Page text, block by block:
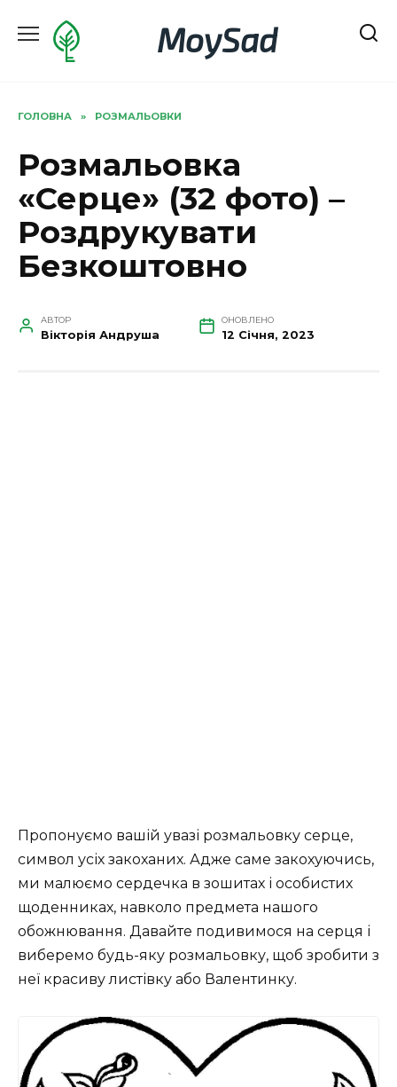
до
MoySad
ГОЛОВНА » РОЗМАЛЬОВКИ
Розмальовка
«Серце» (32 фото) –
Роздрукувати
Безкоштовно
АВТОР
Вікторія Андруша
ОНОВЛЕНО
12 Січня, 2023
Пропонуємо вашій увазі розмальовку серце,
символ усіх закоханих. Адже саме закохуючись,
ми малюємо сердечка в зошитах і особистих
щоденниках, навколо предмета нашого
обожнювання. Давайте подивимося на серця і
виберемо будь-яку розмальовку, щоб зробити з
неї красиву листівку або Валентинку.